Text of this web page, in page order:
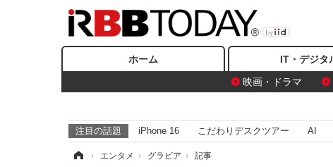
ホーム IT・デジタ
映画・ドラマ
注目の話題 iPhone 16 こだわりデスクツアー AI
› エンタメ › グラビア › 記事